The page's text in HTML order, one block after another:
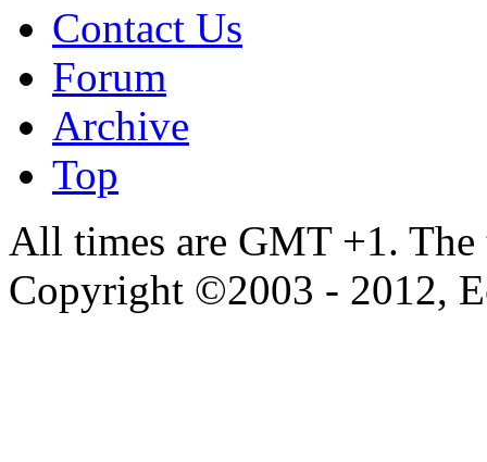
Contact Us
Forum
Archive
Top
All times are GMT +1.
Copyright ©2003 - 2012,